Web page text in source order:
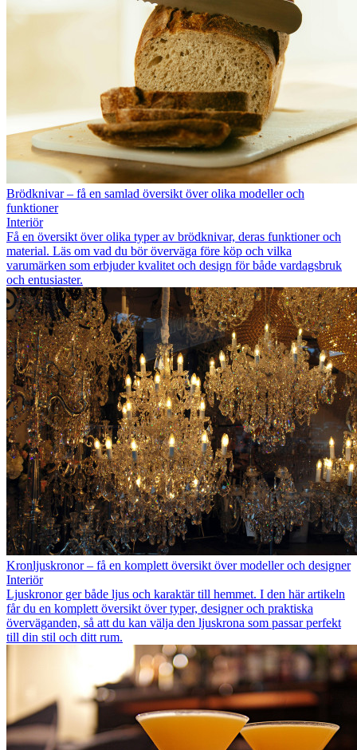
Brödknivar – få en samlad översikt över olika modeller och
funktioner
Interiör
Få en översikt över olika typer av brödknivar, deras funktioner och
material. Läs om vad du bör överväga före köp och vilka
varumärken som erbjuder kvalitet och design för både vardagsbruk
och entusiaster.
Kronljuskronor – få en komplett översikt över modeller och designer
Interiör
Ljuskronor ger både ljus och karaktär till hemmet. I den här artikeln
får du en komplett översikt över typer, designer och praktiska
överväganden, så att du kan välja den ljuskrona som passar perfekt
till din stil och ditt rum.